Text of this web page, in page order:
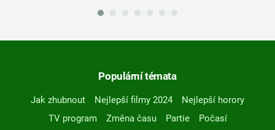
Populární témata
Jak zhubnout Nejlepší filmy 2024
Nejlepší horory
TV program
Změna času Partie
Počasí